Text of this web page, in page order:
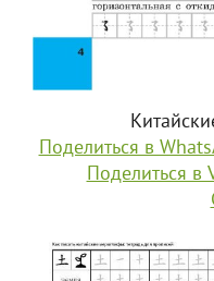
Поделиться в
Поделиться в